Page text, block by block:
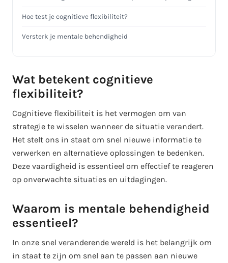
Hoe test je cognitieve flexibiliteit?
Versterk je mentale behendigheid
Wat betekent cognitieve
flexibiliteit?
Cognitieve flexibiliteit is het vermogen om van
strategie te wisselen wanneer de situatie verandert.
Het stelt ons in staat om snel nieuwe informatie te
verwerken en alternatieve oplossingen te bedenken.
Deze vaardigheid is essentieel om effectief te reageren
op onverwachte situaties en uitdagingen.
Waarom is mentale behendigheid
essentieel?
In onze snel veranderende wereld is het belangrijk om
in staat te zijn om snel aan te passen aan nieuwe